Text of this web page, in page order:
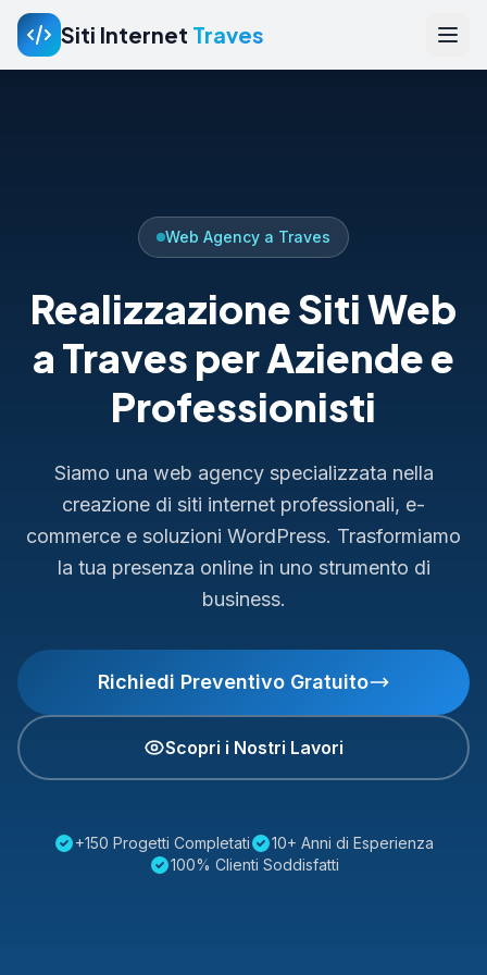
Siti Internet Traves
Web Agency a Traves
Realizzazione Siti Web
a Traves per Aziende e
Professionisti
Siamo una web agency specializzata nella
creazione di siti internet professionali, e-
commerce e soluzioni WordPress. Trasformiamo
la tua presenza online in uno strumento di
business.
Richiedi Preventivo Gratuito
Scopri i Nostri Lavori
+150 Progetti Completati
10+ Anni di Esperienza
100% Clienti Soddisfatti